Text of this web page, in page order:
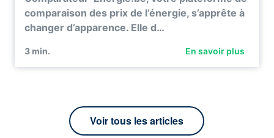
comparaison des prix de l’énergie, s’apprête à
changer d’apparence. Elle d…
3 min. En savoir plus
Voir tous les articles